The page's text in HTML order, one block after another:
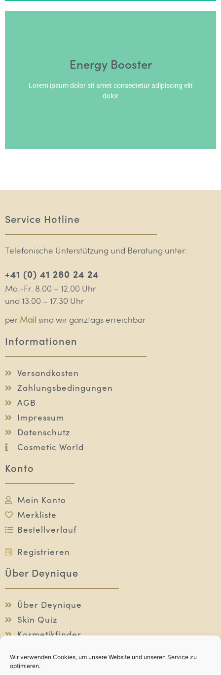
Wir verwenden Cookies, um unsere Website und unseren Service zu
optimieren.
Energy Booster
Lorem ipsum dolor sit amet consectetur adipiscing elit
dolor
Service Hotline
Telefonische Unterstützung und Beratung unter:
+41 (0) 41 280 24 24
Mo.-Fr. 8.00 – 12.00 Uhr
und 13.00 – 17.30 Uhr
per Mail sind wir ganztags erreichbar
Informationen
Versandkosten
Zahlungsbedingungen
AGB
Impressum
Datenschutz
Cosmetic World
Konto
Mein Konto
Merkliste
Bestellverlauf
Registrieren
Über Deynique
Über Deynique
Skin Quiz
Kosmetikfinder